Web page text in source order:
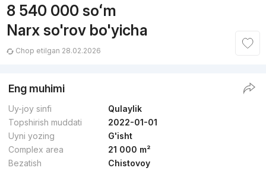
8 540 000 soʻm
Narx so'rov bo'yicha
Chop etilgan 28.02.2026
Eng muhimi
Uy-joy sinfi
Qulaylik
Topshirish muddati
2022-01-01
Uyni yozing
G'isht
Complex area
21 000 m²
Bezatish
Chistovoy